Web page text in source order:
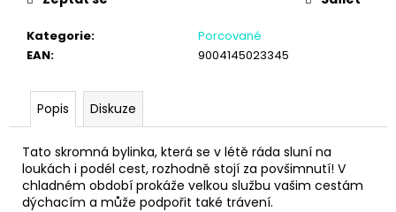
Kategorie:
Porcované
EAN: 9004145023345
Popis Diskuze
Tato skromná bylinka, která se v létě ráda sluní na
loukách i podél cest, rozhodně stojí za povšimnutí! V
chladném období prokáže velkou službu vašim cestám
dýchacím a může podpořit také trávení.
p
u
j
e
m
e